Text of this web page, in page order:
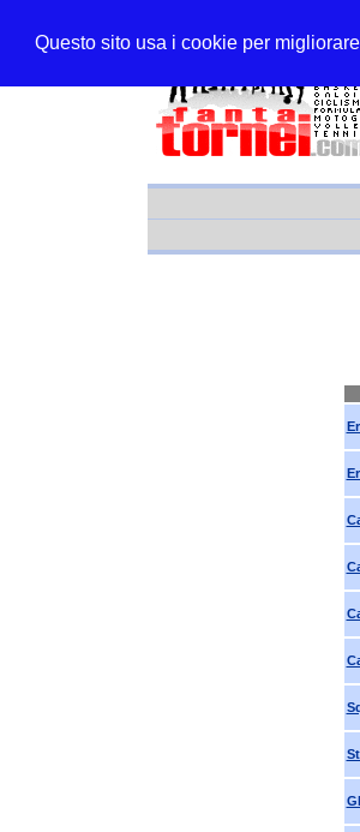
Questo sito usa i cookie per